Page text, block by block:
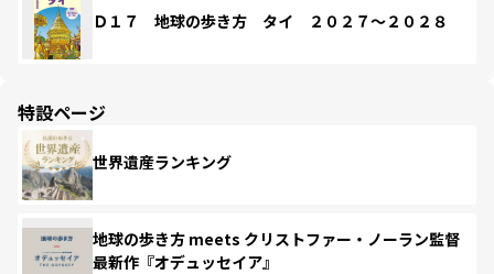
Ｄ１７ 地球の歩き方 タイ ２０２７～２０２８
特設ページ
世界遺産ランキング
地球の歩き方 meets クリストファー・ノーラン監督
最新作『オデュッセイア』